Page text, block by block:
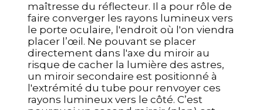
maîtresse du réflecteur. Il a pour rôle de
faire converger les rayons lumineux vers
le porte oculaire, l'endroit où l'on viendra
placer l’œil. Ne pouvant se placer
directement dans l'axe du miroir au
risque de cacher la lumière des astres,
un miroir secondaire est positionné à
l'extrémité du tube pour renvoyer ces
rayons lumineux vers le côté. C’est